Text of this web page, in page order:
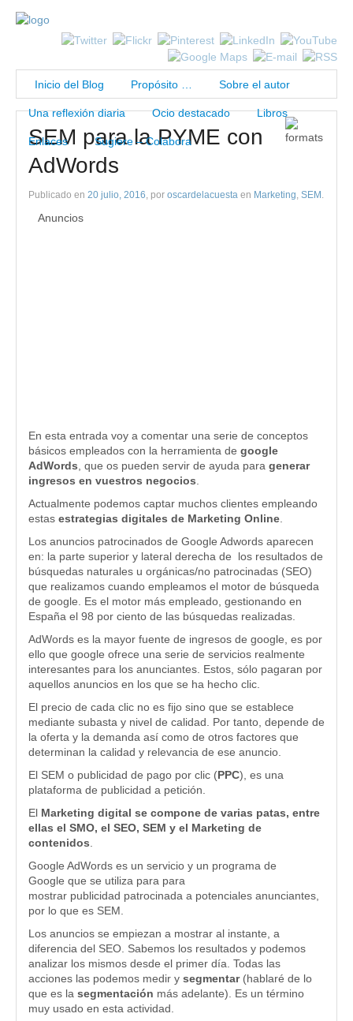
Inicio del Blog Propósito … Sobre el autor
Una reflexión diaria Ocio destacado Libros
Enlaces Sugiere – Colabora
SEM para la PYME con
AdWords
Publicado en 20 julio, 2016, por oscardelacuesta en Marketing, SEM .
Anuncios
En esta entrada voy a comentar una serie de conceptos
básicos empleados con la herramienta de google
AdWords , que os pueden servir de ayuda para generar
ingresos en vuestros negocios
Actualmente podemos captar muchos clientes empleando
estas estrategias digitales de Marketing Online
Los anuncios patrocinados de Google Adwords aparecen
en: la parte superior y lateral derecha de los resultados de
búsquedas naturales u orgánicas/no patrocinadas (SEO)
que realizamos cuando empleamos el motor de búsqueda
de google. Es el motor más empleado, gestionando en
España el 98 por ciento de las búsquedas realizadas.
AdWords es la mayor fuente de ingresos de google, es por
ello que google ofrece una serie de servicios realmente
interesantes para los anunciantes. Estos, sólo pagaran por
aquellos anuncios en los que se ha hecho clic.
El precio de cada clic no es fijo sino que se establece
mediante subasta y nivel de calidad. Por tanto, depende de
la oferta y la demanda así como de otros factores que
determinan la calidad y relevancia de ese anuncio.
El SEM o publicidad de pago por clic (PPC), es una
plataforma de publicidad a petición.
El Marketing digital se compone de varias patas, entre
ellas el SMO, el SEO, SEM y el Marketing de
contenidos
Google AdWords es un servicio y un programa de
Google que se utiliza para para
mostrar publicidad patrocinada a potenciales anunciantes,
por lo que es SEM.
Los anuncios se empiezan a mostrar al instante, a
diferencia del SEO. Sabemos los resultados y podemos
analizar los mismos desde el primer día. Todas las
acciones las podemos medir y segmentar(hablaré de lo
que es la segmentación más adelante). Es un término
muy usado en esta actividad.